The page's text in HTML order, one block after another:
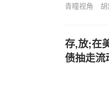
青瞳视角
存,放;在
债抽走流